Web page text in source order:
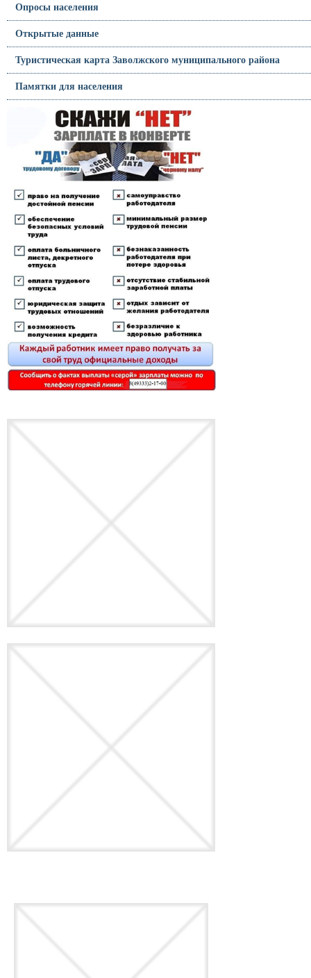
Опросы населения
Открытые данные
Туристическая карта Заволжского муниципального района
Памятки для населения